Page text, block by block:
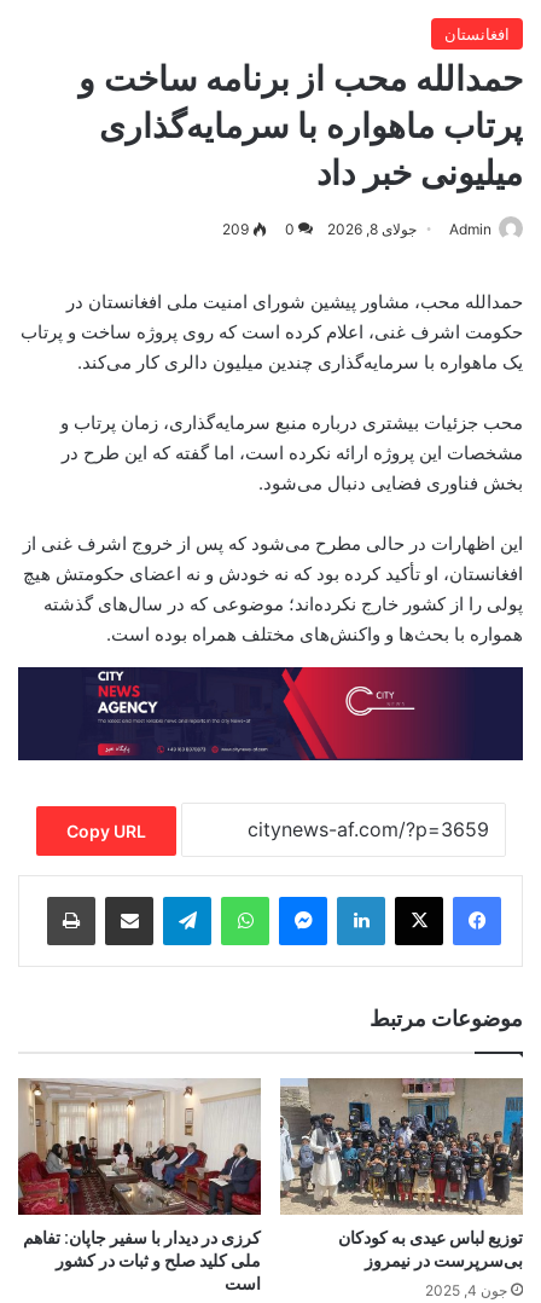
افغانستان
حمدالله محب از برنامه ساخت و
پرتاب ماهواره با سرمایه‌گذاری
میلیونی خبر داد
Admin جولای 8, 2026 0
209
حمدالله محب، مشاور پیشین شورای امنیت ملی افغانستان در
حکومت اشرف غنی، اعلام کرده است که روی پروژه ساخت و پرتاب
یک ماهواره با سرمایه‌گذاری چندین میلیون دالری کار می‌کند.
محب جزئیات بیشتری درباره منبع سرمایه‌گذاری، زمان پرتاب و
مشخصات این پروژه ارائه نکرده است، اما گفته که این طرح در
بخش فناوری فضایی دنبال می‌شود.
این اظهارات در حالی مطرح می‌شود که پس از خروج اشرف غنی از
افغانستان، او تأکید کرده بود که نه خودش و نه اعضای حکومتش هیچ
پولی را از کشور خارج نکرده‌اند؛ موضوعی که در سال‌های گذشته
همواره با بحث‌ها و واکنش‌های مختلف همراه بوده است.
Copy URL
LinkedIn
Messenger
WhatsApp
Telegram
Share via Email
Print
موضوعات مرتبط
توزیع لباس عیدی به کودکان
بی‌سرپرست در نیمروز
جون 4, 2025
کرزی در دیدار با سفیر جاپان: تفاهم
ملی کلید صلح و ثبات در کشور
است